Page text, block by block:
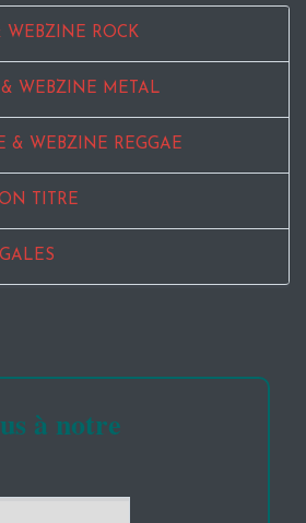
WEBZINE ROCK
WEBZINE METAL
& WEBZINE REGGAE
TITRE
à notre